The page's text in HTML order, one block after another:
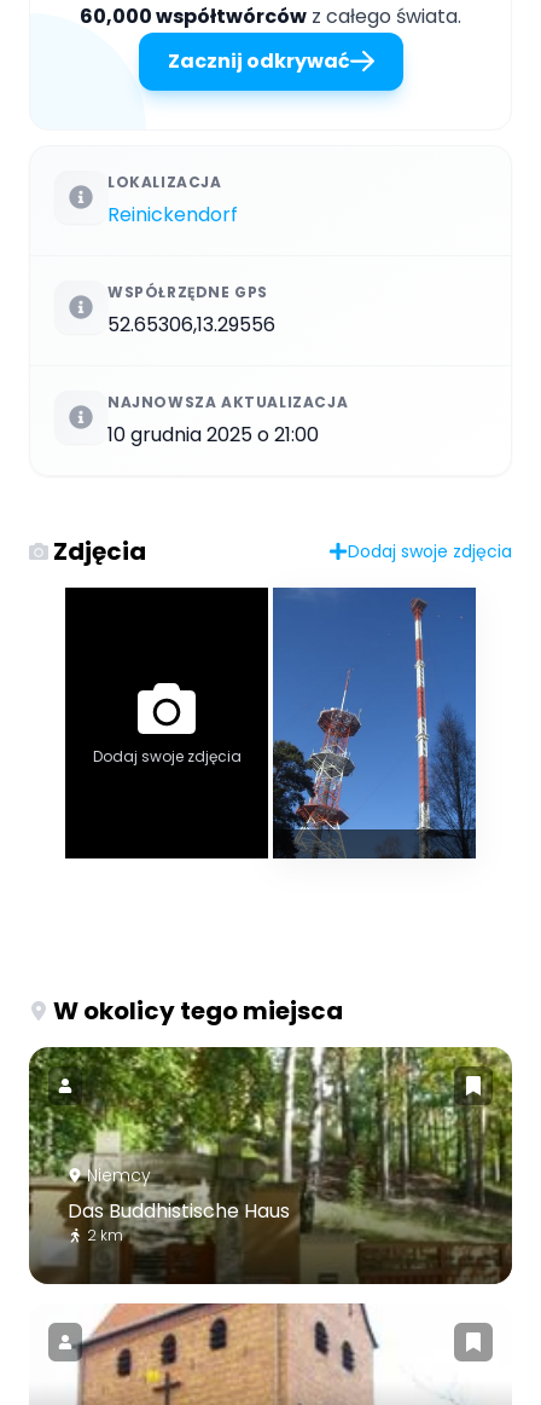
60,000 współtwórców z całego świata.
Zacznij odkrywać
LOKALIZACJA
Reinickendorf
WSPÓŁRZĘDNE GPS
52.65306,13.29556
NAJNOWSZA AKTUALIZACJA
10 grudnia 2025 o 21:00
Zdjęcia Dodaj swoje zdjęcia
Dodaj swoje zdjęcia
W okolicy tego miejsca
Niemcy
Das Buddhistische Haus
2 km